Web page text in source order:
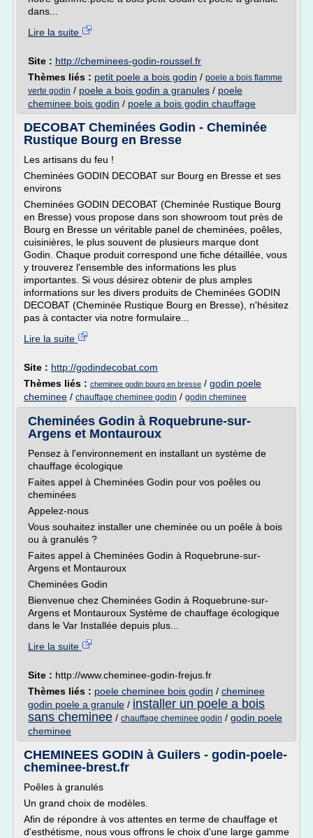
dans...
Lire la suite
Site : http://cheminees-godin-roussel.fr
Thèmes liés : petit poele a bois godin / poele a bois flamme
verte godin / poele a bois godin a granules / poele
cheminee bois godin / poele a bois godin chauffage
DECOBAT Cheminées Godin - Cheminée
Rustique Bourg en Bresse
Les artisans du feu !
Cheminées GODIN DECOBAT sur Bourg en Bresse et ses
environs
Cheminées GODIN DECOBAT (Cheminée Rustique Bourg
en Bresse) vous propose dans son showroom tout près de
Bourg en Bresse un véritable panel de cheminées, poêles,
cuisinières, le plus souvent de plusieurs marque dont
Godin. Chaque produit correspond une fiche détaillée, vous
y trouverez l'ensemble des informations les plus
importantes. Si vous désirez obtenir de plus amples
informations sur les divers produits de Cheminées GODIN
DECOBAT (Cheminée Rustique Bourg en Bresse), n'hésitez
pas à contacter via notre formulaire...
Lire la suite
Site : http://godindecobat.com
Thèmes liés : cheminee godin bourg en bresse / godin poele
cheminee / chauffage cheminee godin / godin cheminee
Cheminées Godin à Roquebrune-sur-
Argens et Montauroux
Pensez à l'environnement en installant un système de
chauffage écologique
Faites appel à Cheminées Godin pour vos poêles ou
cheminées
Appelez-nous
Vous souhaitez installer une cheminée ou un poêle à bois
ou à granulés ?
Faites appel à Cheminées Godin à Roquebrune-sur-
Argens et Montauroux
Cheminées Godin
Bienvenue chez Cheminées Godin à Roquebrune-sur-
Argens et Montauroux Système de chauffage écologique
dans le Var Installée depuis plus...
Lire la suite
Site : http://www.cheminee-godin-frejus.fr
Thèmes liés : poele cheminee bois godin / cheminee
godin poele a granule / installer un poele a bois
sans cheminee / chauffage cheminee godin / godin poele
cheminee
CHEMINEES GODIN à Guilers - godin-poele-
cheminee-brest.fr
Poêles à granulés
Un grand choix de modèles.
Afin de répondre à vos attentes en terme de chauffage et
d'esthétisme, nous vous offrons le choix d'une large gamme